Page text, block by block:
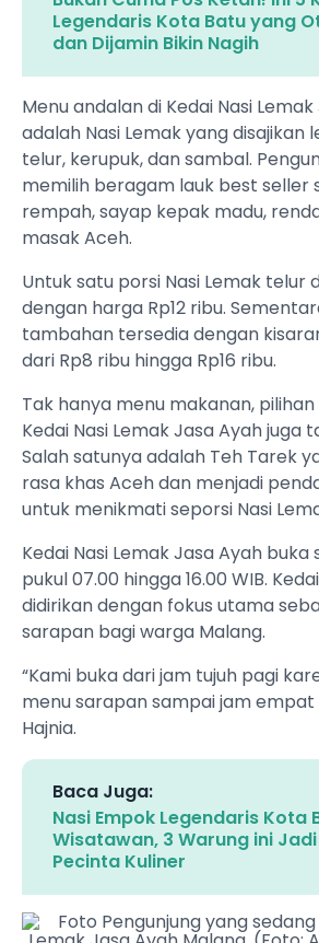
Legendaris Kota Batu yang
dan Dijamin Bikin Nagih
Menu andalan di Kedai Nasi
adalah Nasi Lemak yang disajikan
telur, kerupuk, dan sambal.
memilih beragam lauk best seller
rempah, sayap kepak madu,
masak Aceh.
Untuk satu porsi Nasi Lemak telur
dengan harga Rp12 ribu.
tambahan tersedia dengan
dari Rp8 ribu hingga Rp16 ribu.
Tak hanya menu makanan,
Kedai Nasi Lemak Jasa Ayah juga
Salah satunya adalah Teh Tarek
rasa khas Aceh dan menjadi
untuk menikmati seporsi Nasi
Kedai Nasi Lemak Jasa Ayah
pukul 07.00 hingga 16.00 WIB.
didirikan dengan fokus utama
sarapan bagi warga Malang.
“Kami buka dari jam tujuh pagi
menu sarapan sampai jam empat
Hajnia.
Baca Juga:
Nasi Empok Legendaris Kota
Wisatawan, 3 Warung ini
Pecinta Kuliner